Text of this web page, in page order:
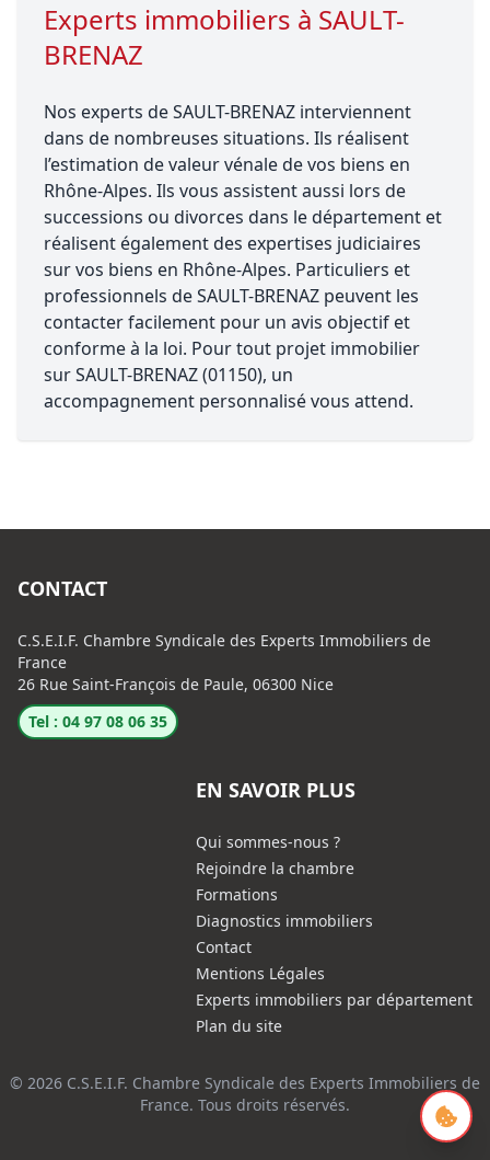
Experts immobiliers à SAULT-
BRENAZ
Nos experts de SAULT-BRENAZ interviennent
dans de nombreuses situations. Ils réalisent
l’estimation de valeur vénale de vos biens en
Rhône-Alpes. Ils vous assistent aussi lors de
successions ou divorces dans le département et
réalisent également des expertises judiciaires
sur vos biens en Rhône-Alpes. Particuliers et
professionnels de SAULT-BRENAZ peuvent les
contacter facilement pour un avis objectif et
conforme à la loi. Pour tout projet immobilier
sur SAULT-BRENAZ (01150), un
accompagnement personnalisé vous attend.
CONTACT
C.S.E.I.F. Chambre Syndicale des Experts Immobiliers de
France
26 Rue Saint-François de Paule, 06300 Nice
Tel : 04 97 08 06 35
EN SAVOIR PLUS
Qui sommes-nous ?
Rejoindre la chambre
Formations
Diagnostics immobiliers
Contact
Mentions Légales
Experts immobiliers par département
Plan du site
© 2026 C.S.E.I.F. Chambre Syndicale des Experts Immobiliers de
France. Tous droits réservés.